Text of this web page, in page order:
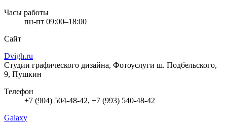
Часы работы
пн-пт 09:00–18:00
Сайт
Dvigh.ru
Студии графического дизайна, Фотоуслуги ш. Подбельского,
9, Пушкин
Телефон
+7 (904) 504-48-42, +7 (993) 540-48-42
Galaxy